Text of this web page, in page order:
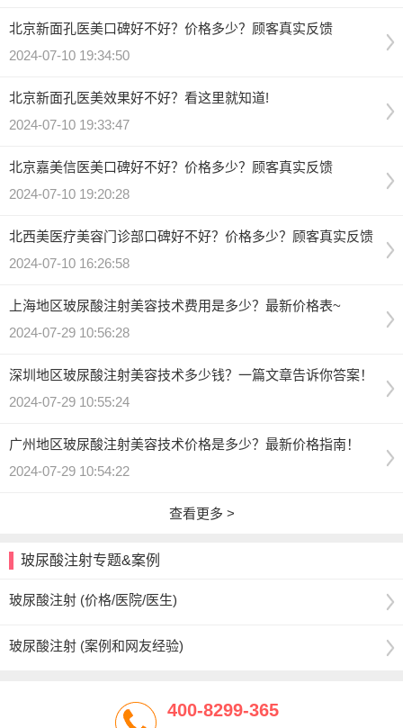
北京新面孔医美口碑好不好？价格多少？顾客真实反馈
2024-07-10 19:34:50
北京新面孔医美效果好不好？看这里就知道!
2024-07-10 19:33:47
北京嘉美信医美口碑好不好？价格多少？顾客真实反馈
2024-07-10 19:20:28
北西美医疗美容门诊部口碑好不好？价格多少？顾客真实反馈
2024-07-10 16:26:58
上海地区玻尿酸注射美容技术费用是多少？最新价格表~
2024-07-29 10:56:28
深圳地区玻尿酸注射美容技术多少钱？一篇文章告诉你答案！
2024-07-29 10:55:24
广州地区玻尿酸注射美容技术价格是多少？最新价格指南！
2024-07-29 10:54:22
查看更多 >
玻尿酸注射专题&案例
玻尿酸注射 (价格/医院/医生)
玻尿酸注射 (案例和网友经验)
400-8299-365